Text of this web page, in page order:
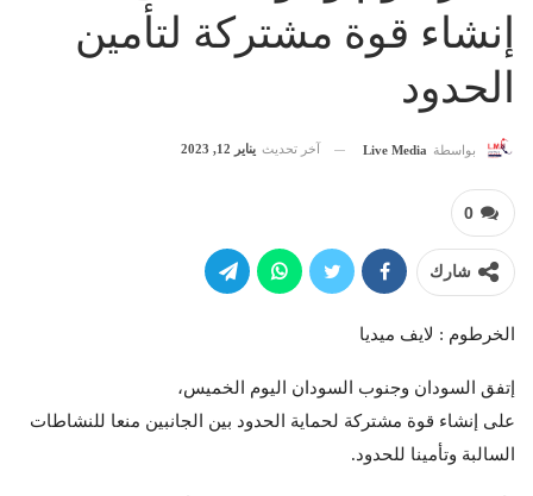
إنشاء قوة مشتركة لتأمين
الحدود
بواسطة Live Media آخر تحديث يناير 12, 2023
0
شارك
الخرطوم : لايف ميديا
إتفق السودان وجنوب السودان اليوم الخميس،
على إنشاء قوة مشتركة لحماية الحدود بين الجانبين منعا للنشاطات
السالبة وتأمينا للحدود.